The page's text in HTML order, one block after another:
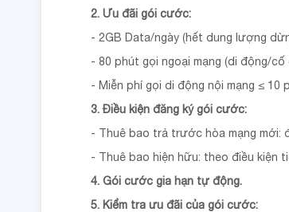
2. Ưu đãi gói cước:
- 2GB Data/ngày (hết dung lượng
- 80 phút gọi ngoại mạng (di động/cố
- Miễn phí gọi di động nội mạng ≤ 10
3. Điều kiện đăng ký gói cước:
- Thuê bao trả trước hòa mạng mới:
- Thuê bao hiện hữu: theo điều kiện
4. Gói cước gia hạn tự động.
5. Kiểm tra ưu đãi của gói cước: